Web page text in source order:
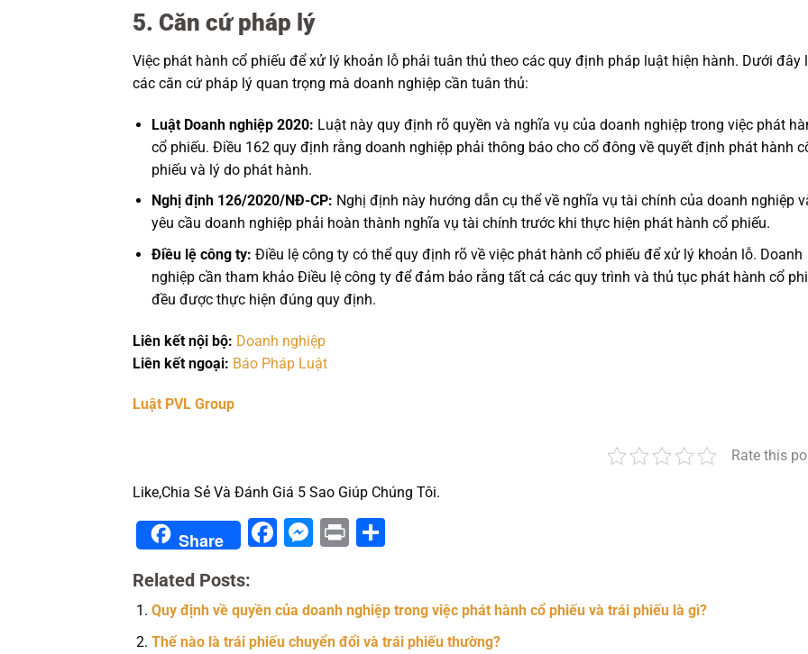
5. Căn cứ pháp lý
Việc phát hành cổ phiếu để xử lý khoản lỗ phải tuân thủ theo các quy định pháp luật hiện hành. Dưới đây
các căn cứ pháp lý quan trọng mà doanh nghiệp cần tuân thủ:
Luật Doanh nghiệp 2020: Luật này quy định rõ quyền và nghĩa vụ của doanh nghiệp trong việc phát
cổ phiếu. Điều 162 quy định rằng doanh nghiệp phải thông báo cho cổ đông về quyết định phát hành
phiếu và lý do phát hành.
Nghị định 126/2020/NĐ-CP: Nghị định này hướng dẫn cụ thể về nghĩa vụ tài chính của doanh nghiệp
yêu cầu doanh nghiệp phải hoàn thành nghĩa vụ tài chính trước khi thực hiện phát hành cổ phiếu.
Điều lệ công ty: Điều lệ công ty có thể quy định rõ về việc phát hành cổ phiếu để xử lý khoản lỗ. Doanh
nghiệp cần tham khảo Điều lệ công ty để đảm bảo rằng tất cả các quy trình và thủ tục phát hành cổ
đều được thực hiện đúng quy định.
Liên kết nội bộ: Doanh nghiệp
Liên kết ngoại: Báo Pháp Luật
Luật PVL Group
Rate this
Like,Chia Sẻ Và Đánh Giá 5 Sao Giúp Chúng Tôi.
Share Facebook
Messenger
Print
Related Posts:
Quy định về quyền của doanh nghiệp trong việc phát hành cổ phiếu và trái phiếu là gì?
Thế nào là trái phiếu chuyển đổi và trái phiếu thường?